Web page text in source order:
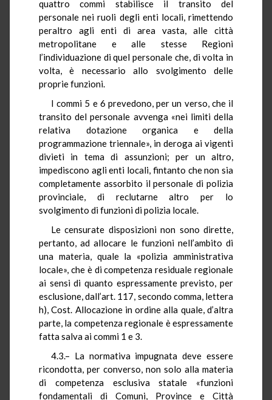
quattro commi stabilisce il transito del
personale nei ruoli degli enti locali, rimettendo
peraltro agli enti di area vasta, alle città
metropolitane e alle stesse Regioni
l’individuazione di quel personale che, di volta in
volta, è necessario allo svolgimento delle
proprie funzioni.
I commi 5 e 6 prevedono, per un verso, che il
transito del personale avvenga «nei limiti della
relativa dotazione organica e della
programmazione triennale», in deroga ai vigenti
divieti in tema di assunzioni; per un altro,
impediscono agli enti locali, fintanto che non sia
completamente assorbito il personale di polizia
provinciale, di reclutarne altro per lo
svolgimento di funzioni di polizia locale.
Le censurate disposizioni non sono dirette,
pertanto, ad allocare le funzioni nell’ambito di
una materia, quale la «polizia amministrativa
locale», che è di competenza residuale regionale
ai sensi di quanto espressamente previsto, per
esclusione, dall’art. 117, secondo comma, lettera
h), Cost. Allocazione in ordine alla quale, d’altra
parte, la competenza regionale è espressamente
fatta salva ai commi 1 e 3.
4.3.– La normativa impugnata deve essere
ricondotta, per converso, non solo alla materia
di competenza esclusiva statale «funzioni
fondamentali di Comuni, Province e Città